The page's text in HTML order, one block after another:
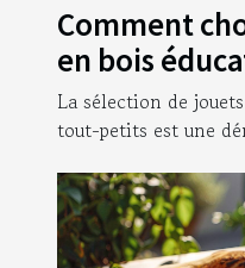
Comment
en bois
petits
La sélection de
tout-petits est une